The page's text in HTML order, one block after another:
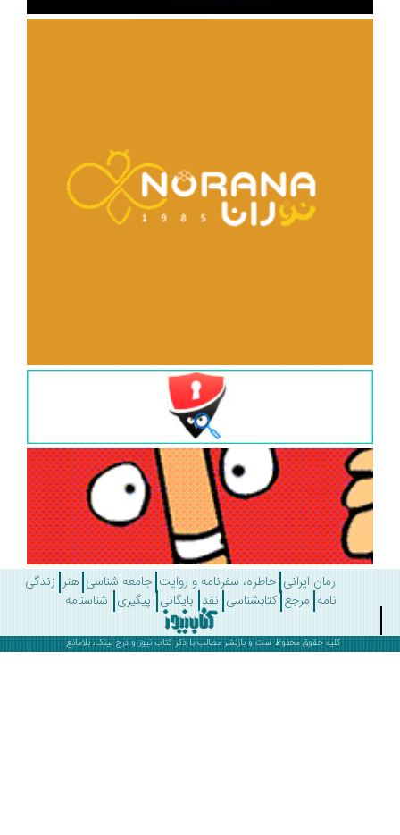
رمان ایرانی خاطره، سفرنامه و روایت جامعه شناسی هنر زندگی
مرجع کتابشناسی نقد بایگانی پیگیری شناسنامه
کلیه حقوق محفوظ است و بازنشر مطالب با ذکرکتاب نیوز و درج لینک، بلامانع .